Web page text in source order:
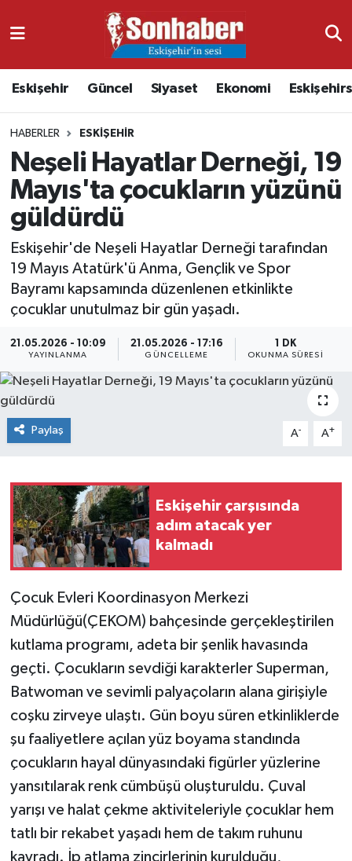
Eskişehir Güncel Siyaset Ekonomi
HABERLER ESKIŞEHIR
Neşeli Hayatlar Derneği, 19
Mayıs'ta çocukların yüzünü
güldürdü
Eskişehir'de Neşeli Hayatlar Derneği tarafından
19 Mayıs Atatürk'ü Anma, Gençlik ve Spor
Bayramı kapsamında düzenlenen etkinlikte
çocuklar unutulmaz bir gün yaşadı.
21.05.2026 - 10:09
YAYINLANMA
21.05.2026 - 17:16
GÜNCELLEME
1 DK
OKUNMA SÜRESI
Paylaş A- A+
Eskişehir çarşısında
adım atacak yer
kalmadı
Çocuk Evleri Koordinasyon Merkezi
Müdürlüğü(ÇEKOM) bahçesinde gerçekleştirilen
kutlama programı, adeta bir şenlik havasında
geçti. Çocukların sevdiği karakterler Superman,
Batwoman ve sevimli palyaçoların alana girişiyle
coşku zirveye ulaştı. Gün boyu süren etkinliklerde
şu faaliyetlere açılan yüz boyama standında
çocukların hayal dünyasındaki figürler yüzlerine
yansıtılarak renk cümbüşü oluşturuldu. Çuval
yarışı ve halat çekme aktiviteleriyle çocuklar hem
tatlı bir rekabet yaşadı hem de takım ruhunu
kavradı. İp atlama zincirlerinin kurulduğu,
Ekonomi
Güncel
Kültür & Sanat
Magazin
Resmi İlanlar
Sağlık
Siyaset
Spor
Nöbetçi Eczaneler
Namaz Vakitleri
Trafik Durumu
Süper Lig Puan Durumu ve Fikstür
Tüm Manşetler
Son Dakika Haberleri
Haber Arşivi